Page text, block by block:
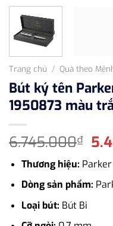
Trang chủ / Quà theo
Bút ký tên
1950873 màu
6.745.000₫ Giá
gốc
là:
Thương hiệu: Parker
Dòng sản phẩm:
Loại bút: Bút Bi